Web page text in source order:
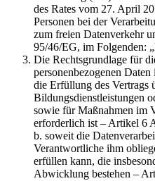
des Rates vom 27. April
Personen bei der
zum freien Datenverkehr
95/46/EG, im Folgenden:
Die Rechtsgrundlage für
personenbezogenen
die Erfüllung des Vertrags
Bildungsdienstleistungen
sowie für Maßnahmen im
erforderlich ist – Artikel 6
b. soweit die
Verantwortliche ihm
erfüllen kann, die
Abwicklung bestehen –